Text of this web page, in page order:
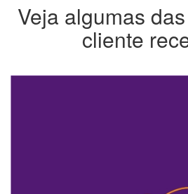
Veja algumas
cliente